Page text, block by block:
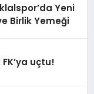
Yeni
Birlik Yemeği
uçtu!